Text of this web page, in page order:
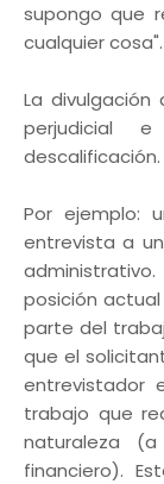
supongo que
cualquier cosa".
La divulgación
perjudicial
descalificación.
Por ejemplo:
entrevista a
posición
parte del
que el
entrevistador
trabajo que
naturaleza
financiero).